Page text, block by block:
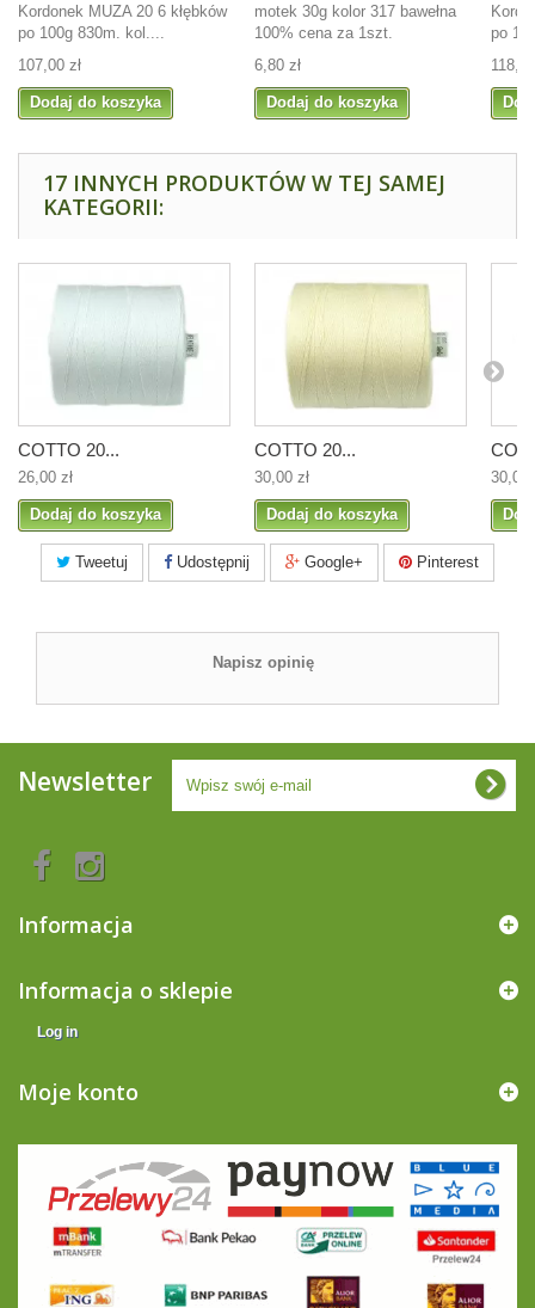
Kordonek MUZA 20 6 kłębków
po 100g 830m. kol....
107,00 zł
Dodaj do koszyka
motek 30g kolor 317 bawełna
100% cena za 1szt.
6,80 zł
Dodaj do koszyka
po
17 INNYCH PRODUKTÓW W TEJ SAMEJ
KATEGORII:
COTTO 20...
26,00 zł
Dodaj do koszyka
COTTO 20...
30,00 zł
Dodaj do koszyka
30,00
Tweetuj Udostępnij Google+ Pinterest
Napisz opinię
Newsletter
Informacja
Informacja o sklepie
Log in
Moje konto